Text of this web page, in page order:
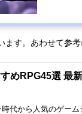
す。あわせて参考
めRPG45選 最
代から人気のゲー